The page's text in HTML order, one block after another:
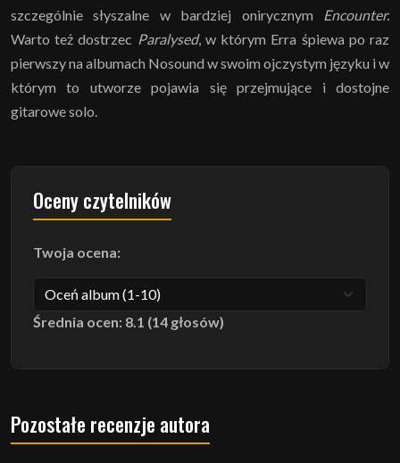
szczególnie słyszalne w bardziej onirycznym
Encounter.
Warto też dostrzec Paralysed, w którym Erra śpiewa po raz
pierwszy na albumach Nosound w swoim ojczystym języku i w
którym to utworze pojawia się przejmujące i dostojne
gitarowe solo.
Oceny czytelników
Twoja ocena:
Średnia ocen: 8.1 (14 głosów)
Pozostałe recenzje autora